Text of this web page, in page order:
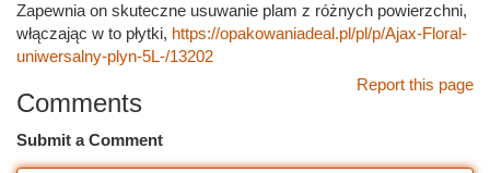
Zapewnia on skuteczne usuwanie plam z różnych powierzchni,
włączając w to płytki, https://opakowaniadeal.pl/pl/p/Ajax-Floral-
uniwersalny-plyn-5L-/13202
Report this page
Comments
Submit a Comment